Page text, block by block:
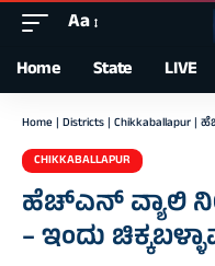
Font
Resizer
Aa
Home State LIVE
Home | Districts | Chikkaballapur |
CHIKKABALLAPUR
ಹೆಚ್‌ಎನ್ ವ್ಯಾಲಿ
– ಇಂದು